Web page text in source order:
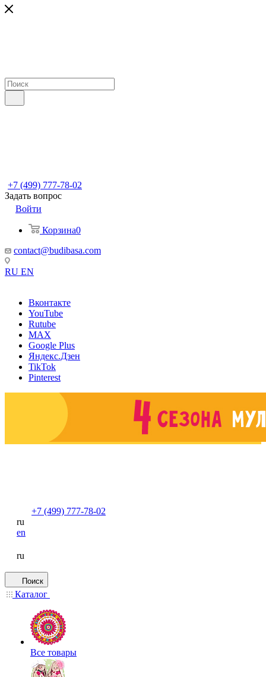
+7 (499) 777-78-02
Задать вопрос
Войти
Корзина0
contact@budibasa.com
RU EN
Вконтакте
YouTube
Rutube
MAX
Google Plus
Яндекс.Дзен
TikTok
Pinterest
+7 (499) 777-78-02
ru
en
ru
Поиск
Каталог
Все товары